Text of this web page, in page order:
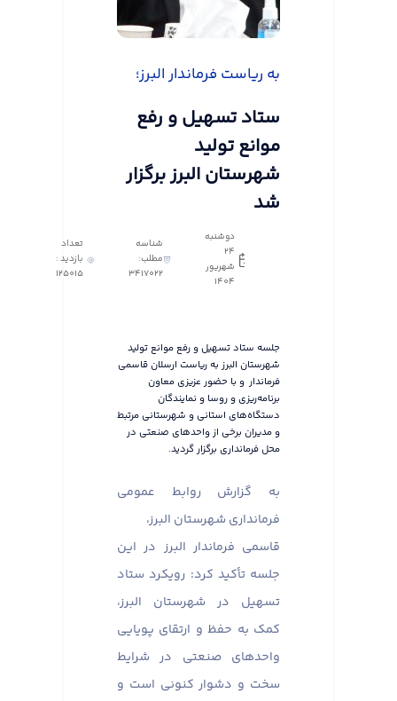
به ریاست فرماندار البرز؛
ستاد تسهیل و رفع
موانع تولید
شهرستان البرز برگزار
شد
دوشنبه
24
شهریور
1404
شناسه
مطلب:
3417022
تعداد
بازدید :
125015
جلسه ستاد تسهیل و رفع موانع تولید
شهرستان البرز به ریاست ارسلان قاسمی
فرماندار و با حضور عزیزی معاون
برنامه‌ریزی و روسا و نمایندگان
دستگاه‌های استانی و شهرستانی مرتبط
و مدیران برخی از واحدهای صنعتی در
محل فرمانداری برگزار گردید.
به گزارش روابط عمومی
فرمانداری شهرستان البرز،
قاسمی فرماندار البرز در این
جلسه تأکید کرد: رویکرد ستاد
تسهیل در شهرستان البرز،
کمک به حفظ و ارتقای پویایی
واحدهای صنعتی در شرایط
سخت و دشوار کنونی است و